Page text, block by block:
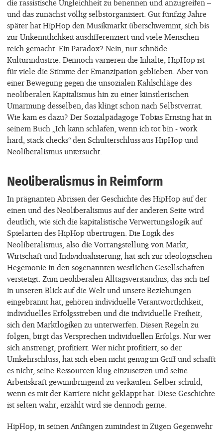
die rassistische Ungleichheit zu benennen und anzugreifen –
und das zunächst völlig selbstorganisiert. Gut fünfzig Jahre
später hat HipHop den Musikmarkt überschwemmt, sich bis
zur Unkenntlichkeit ausdifferenziert und viele Menschen
reich gemacht. Ein Paradox? Nein, nur schnöde
Kulturindustrie. Dennoch variieren die Inhalte, HipHop ist
für viele die Stimme der Emanzipation geblieben. Aber von
einer Bewegung gegen die unsozialen Kahlschläge des
neoliberalen Kapitalismus hin zu einer künstlerischen
Umarmung desselben, das klingt schon nach Selbstverrat.
Wie kam es dazu? Der Sozialpädagoge Tobias Ernsing hat in
seinem Buch „Ich kann schlafen, wenn ich tot bin - work
hard, stack checks“ den Schulterschluss aus HipHop und
Neoliberalismus untersucht.
Neoliberalismus in Reimform
In prägnanten Abrissen der Geschichte des HipHop auf der
einen und des Neoliberalismus auf der anderen Seite wird
deutlich, wie sich die kapitalistische Verwertungslogik auf
Spielarten des HipHop übertrugen. Die Logik des
Neoliberalismus, also die Vorrangstellung von Markt,
Wirtschaft und Individualisierung, hat sich zur ideologischen
Hegemonie in den sogenannten westlichen Gesellschaften
verstetigt. Zum neoliberalen Alltagsverständnis, das sich tief
in unseren Blick auf die Welt und unsere Beziehungen
eingebrannt hat, gehören individuelle Verantwortlichkeit,
individuelles Erfolgsstreben und die individuelle Freiheit,
sich den Marktlogiken zu unterwerfen. Diesen Regeln zu
folgen, birgt das Versprechen individuellen Erfolgs. Nur wer
sich anstrengt, profitiert. Wer nicht profitiert, so der
Umkehrschluss, hat sich eben nicht genug im Griff und schafft
es nicht, seine Ressourcen klug einzusetzen und seine
Arbeitskraft gewinnbringend zu verkaufen. Selber schuld,
wenn es mit der Karriere nicht geklappt hat. Diese Geschichte
ist selten wahr, erzählt wird sie dennoch gerne.
HipHop, in seinen Anfängen zumindest in Zügen Gegenwehr